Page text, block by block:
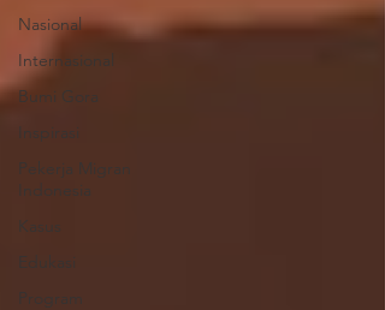
Nasional
Internasional
Bumi Gora
Inspirasi
Pekerja Migran
Indonesia
Kasus
Edukasi
Program